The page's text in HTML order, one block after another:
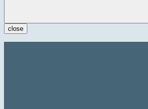
close